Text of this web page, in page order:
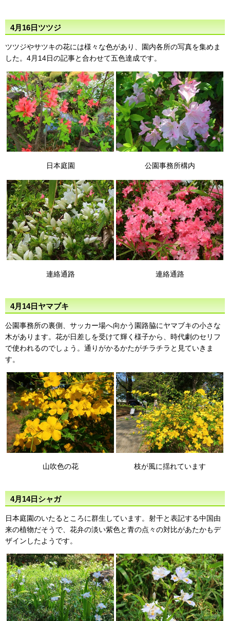
4月16日ツツジ
ツツジやサツキの花には様々な色があり、園内各所の写真を集めま
した。4月14日の記事と合わせて五色達成です。
日本庭園 公園事務所構内
連絡通路 連絡通路
4月14日ヤマブキ
公園事務所の裏側、サッカー場へ向かう園路脇にヤマブキの小さな
木があります。花が日差しを受けて輝く様子から、時代劇のセリフ
で使われるのでしょう。通りがかるかたがチラチラと見ていきま
す。
山吹色の花 枝が風に揺れています
4月14日シャガ
日本庭園のいたるところに群生しています。射干と表記する中国由
来の植物だそうで、花弁の淡い紫色と青の点々の対比があたかもデ
ザインしたようです。